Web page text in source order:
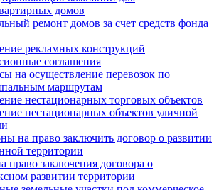
домов
ремонт домов за счет средств фонда
рекламных конструкций
соглашения
на осуществление перевозок по
маршрутам
нестационарных торговых объектов
нестационарных объектов уличной
на право заключить договор о развитии
территории
право заключения договора о
развитии территории